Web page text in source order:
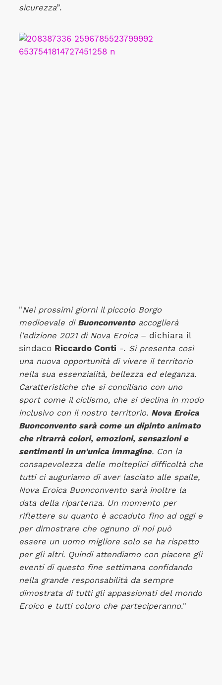
sicurezza”.
"Nei prossimi giorni il piccolo Borgo
medioevale di Buonconventoaccoglierà
l'edizione 2021 di Nova Eroica– dichiara il
sindaco Riccardo Conti-. Si presenta così
una nuova opportunità di vivere il territorio
nella sua essenzialità, bellezza ed eleganza.
Caratteristiche che si conciliano con uno
sport come il ciclismo, che si declina in modo
inclusivo con il nostro territorio. Nova Eroica
Buonconvento sarà come un dipinto animato
che ritrarrà colori, emozioni, sensazioni e
sentimenti in un'unica immagine. Con la
consapevolezza delle molteplici difficoltà che
tutti ci auguriamo di aver lasciato alle spalle,
Nova Eroica Buonconvento sarà inoltre la
data della ripartenza. Un momento per
riflettere su quanto è accaduto fino ad oggi e
per dimostrare che ognuno di noi può
essere un uomo migliore solo se ha rispetto
per gli altri. Quindi attendiamo con piacere gli
eventi di questo fine settimana confidando
nella grande responsabilità da sempre
dimostrata di tutti gli appassionati del mondo
Eroico e tutti coloro che parteciperanno."